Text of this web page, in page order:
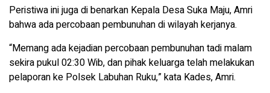
Peristiwa ini juga di benarkan Kepala Desa Suka Maju, Amri
bahwa ada percobaan pembunuhan di wilayah kerjanya.
“Memang ada kejadian percobaan pembunuhan tadi malam
sekira pukul 02:30 Wib, dan pihak keluarga telah melakukan
pelaporan ke Polsek Labuhan Ruku,” kata Kades, Amri.